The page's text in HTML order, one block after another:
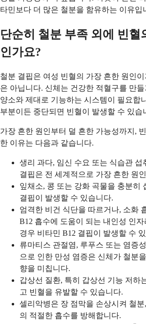
타민보다 더 많은 철분을 함유하는 이유입
단순히 철분 부족 외에 빈혈
인가요?
철분 결핍은 여성 빈혈의 가장 흔한 원인
은 아닙니다. 신체는 건강한 적혈구를 만
양소와 제대로 기능하는 시스템이 필요합
부분이든 중단되면 빈혈이 발생할 수 있습
가장 흔한 원인부터 덜 흔한 가능성까지,
한 이유는 다음과 같습니다.
생리 과다, 임신 수요 또는 식습관 섭
결핍은 전 세계적으로 가장 흔한 원
잎채소, 콩 또는 강화 곡물을 충분히
결핍이 발생할 수 있습니다.
엄격한 비건 식단을 따르거나, 소화
B12 흡수에 도움이 되는 내인성 인
경우 비타민 B12 결핍이 발생할 수
류마티스 관절염, 루푸스 또는 염증
으로 인한 만성 염증은 신체가 철분
향을 미칩니다.
갑상선 질환, 특히 갑상선 기능 저하
고 빈혈을 유발할 수 있습니다.
셀리악병은 장 점막을 손상시켜 철
의 적절한 흡수를 방해합니다.